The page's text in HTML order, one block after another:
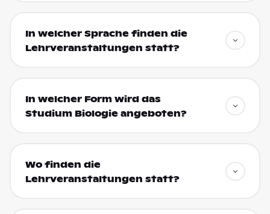
In welcher Sprache finden die
Lehrveranstaltungen statt?
In welcher Form wird das
Studium Biologie angeboten?
Wo finden die
Lehrveranstaltungen statt?